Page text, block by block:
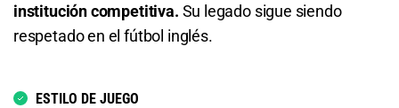
3.25 S/ 32,50 S/ 22,50
1.36
Total de Goles - Más de 1.5
Total de Goles - Menos de 1.5
institución competitiva. Su legado sigue siendo
respetado en el fútbol inglés.
ESTILO DE JUEGO